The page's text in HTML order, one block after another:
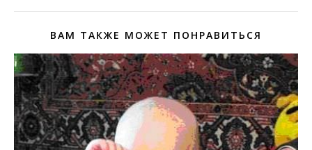
ВАМ ТАКЖЕ МОЖЕТ ПОНРАВИТЬСЯ